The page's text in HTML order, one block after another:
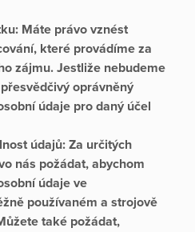
Máte právo vznést
které provádíme za
zájmu. Jestliže nebudeme
oprávněný
údaje pro daný účel
údajů:Za určitých
nás požádat, abychom
údaje ve
používaném a strojově
také požádat,